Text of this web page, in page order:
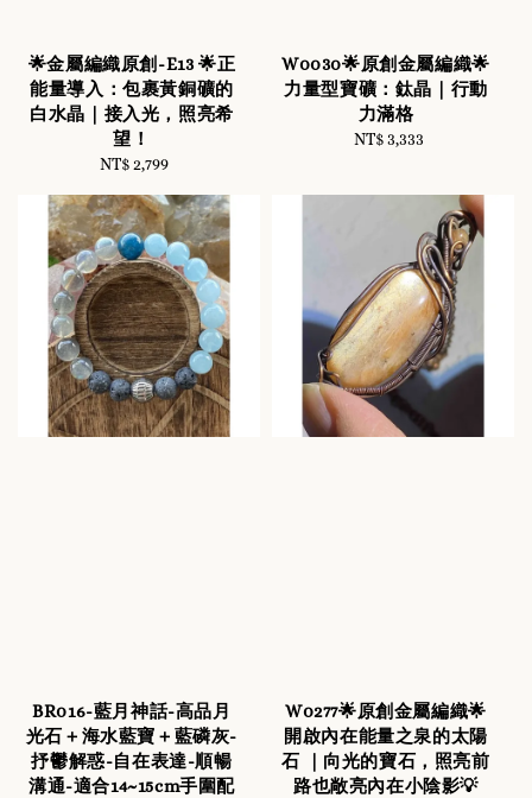
🌟金屬編織原創-E13 🌟正
能量導入：包裹黃銅礦的
白水晶｜接入光，照亮希
望！
Regular
NT$ 2,799
W0030🌟原創金屬編織🌟
力量型寶礦：鈦晶｜行動
力滿格
Regular
NT$ 3,333
BR016-藍月神話-高品月
光石＋海水藍寶＋藍磷灰-
抒鬱解惑-自在表達-順暢
溝通-適合14~15cm手圍配
W0277🌟原創金屬編織🌟
開啟內在能量之泉的太陽
石 ｜向光的寶石，照亮前
路也敞亮內在小陰影💡